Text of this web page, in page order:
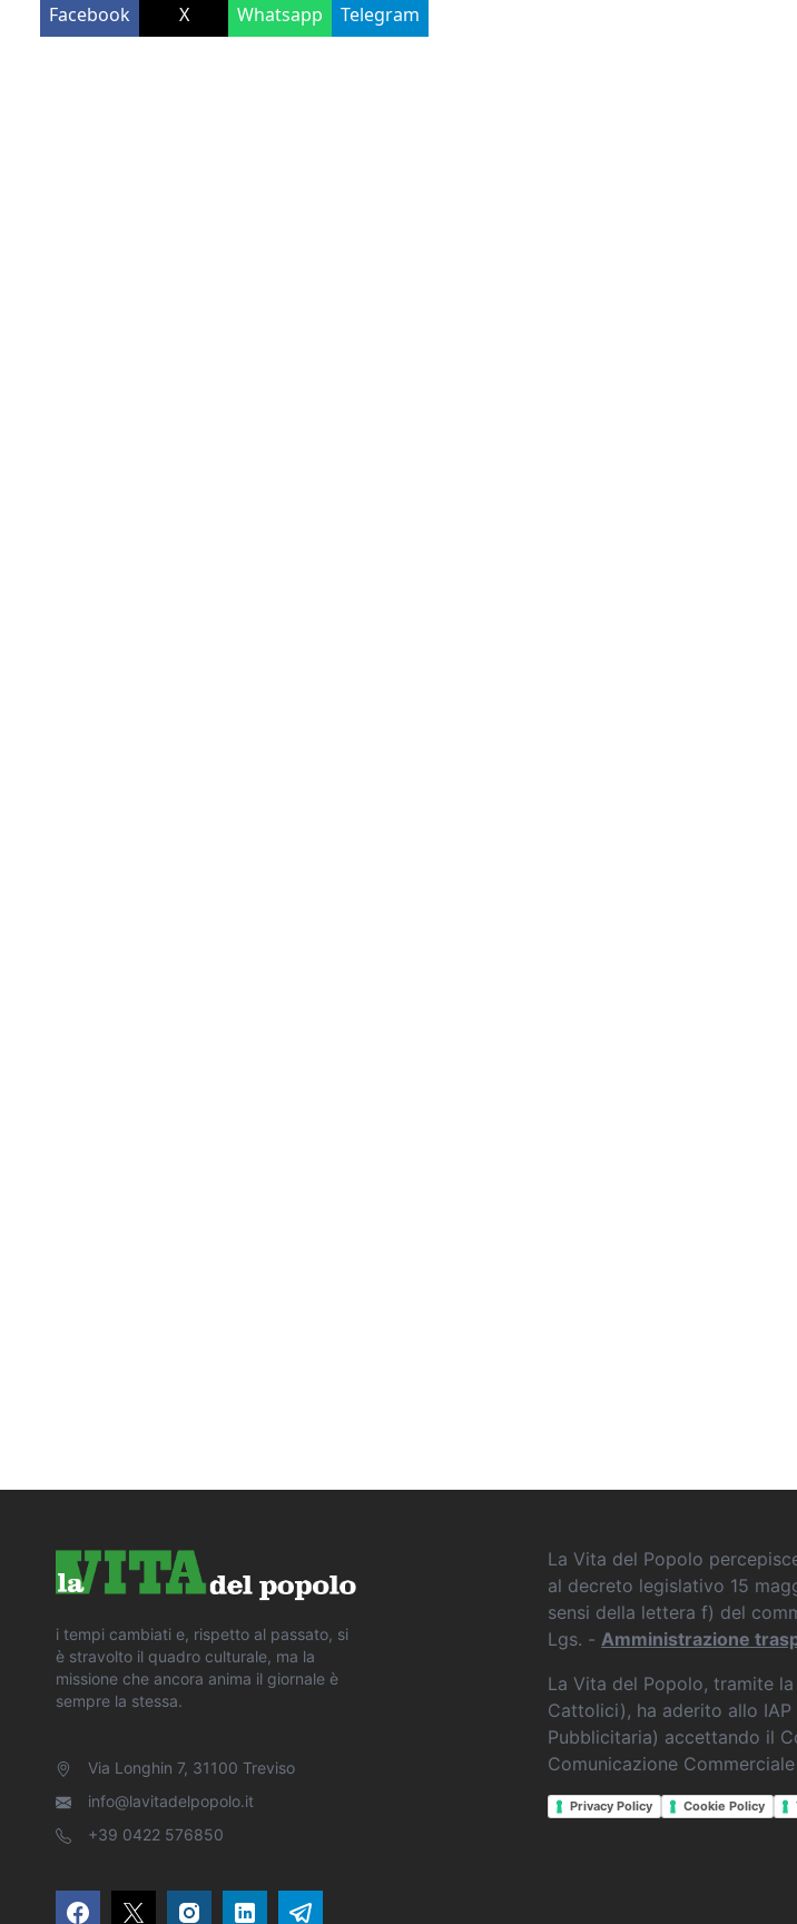
Facebook X Whatsapp Telegram
i tempi cambiati e, rispetto al passato, si
è stravolto il quadro culturale, ma la
missione che ancora anima il giornale è
sempre la stessa.
Via Longhin 7, 31100 Treviso
info@lavitadelpopolo.it
+39 0422 576850
La Vita del Popolo
al decreto legislativo 15
sensi della lettera f) del
Lgs. -Amministrazione
La Vita del Popolo, tramite
Cattolici), ha aderito allo IAP
Pubblicitaria) accettando il
Comunicazione Commerciale
Privacy Policy Cookie Policy